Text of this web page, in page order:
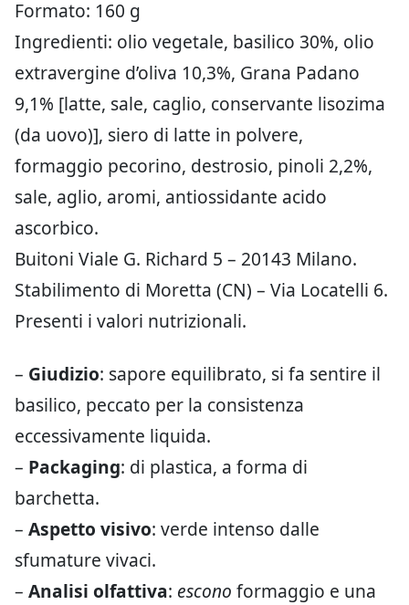
Formato: 160 g
Ingredienti: olio vegetale, basilico 30%, olio
extravergine d’oliva 10,3%, Grana Padano
9,1% [latte, sale, caglio, conservante lisozima
(da uovo)], siero di latte in polvere,
formaggio pecorino, destrosio, pinoli 2,2%,
sale, aglio, aromi, antiossidante acido
ascorbico.
Buitoni Viale G. Richard 5 – 20143 Milano.
Stabilimento di Moretta (CN) – Via Locatelli 6.
Presenti i valori nutrizionali.
– Giudizio: sapore equilibrato, si fa sentire il
basilico, peccato per la consistenza
eccessivamente liquida.
– Packaging: di plastica, a forma di
barchetta.
– Aspetto visivo: verde intenso dalle
sfumature vivaci.
– Analisi olfattiva: escono formaggio e una